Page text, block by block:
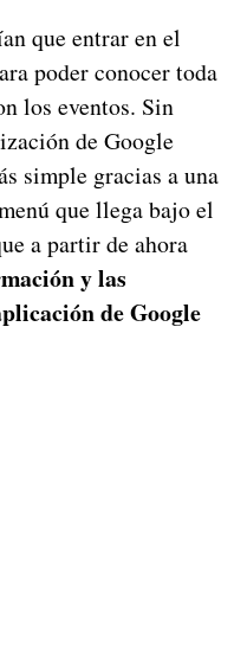
que entrar en el
poder conocer toda
los eventos. Sin
de Google
simple gracias a una
que llega bajo el
a partir de ahora
y las
de Google